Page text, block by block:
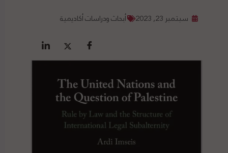
سبتمبر 23, 2023 أبحاث ودراسات أكاديمية